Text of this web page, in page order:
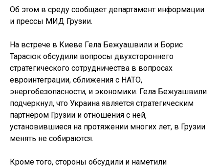
Об этом в среду сообщает департамент информации
и прессы МИД Грузии.
На встрече в Киеве Гела Бежуашвили и Борис
Тарасюк обсудили вопросы двухстороннего
стратегического сотрудничества в вопросах
евроинтеграции, сближения с НАТО,
энергобезопасности, и экономики. Гела Бежуашвили
подчеркнул, что Украина является стратегическим
партнером Грузии и отношения с ней,
установившиеся на протяжении многих лет, в Грузии
менять не собираются.
Кроме того, стороны обсудили и наметили